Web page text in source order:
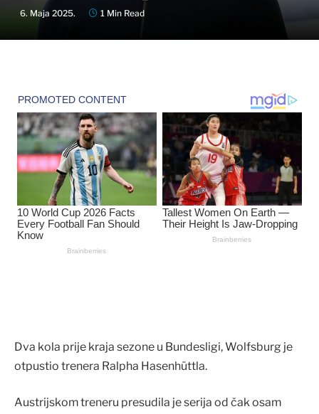
6. Maja 2025. 1 Min Read
Dva kola prije kraja sezone u Bundesligi, Wolfsburg je
otpustio trenera Ralpha Hasenhüttla.
Austrijskom treneru presudila je serija od čak osam